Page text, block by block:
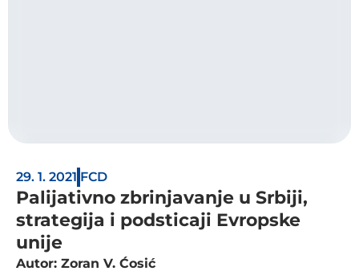
29. 1. 2021 FCD
Palijativno zbrinjavanje u Srbiji,
strategija i podsticaji Evropske
unije
Autor: Zoran V. Ćosić